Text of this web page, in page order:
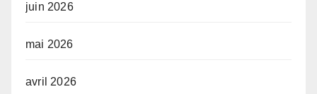
juin 2026
mai 2026
avril 2026